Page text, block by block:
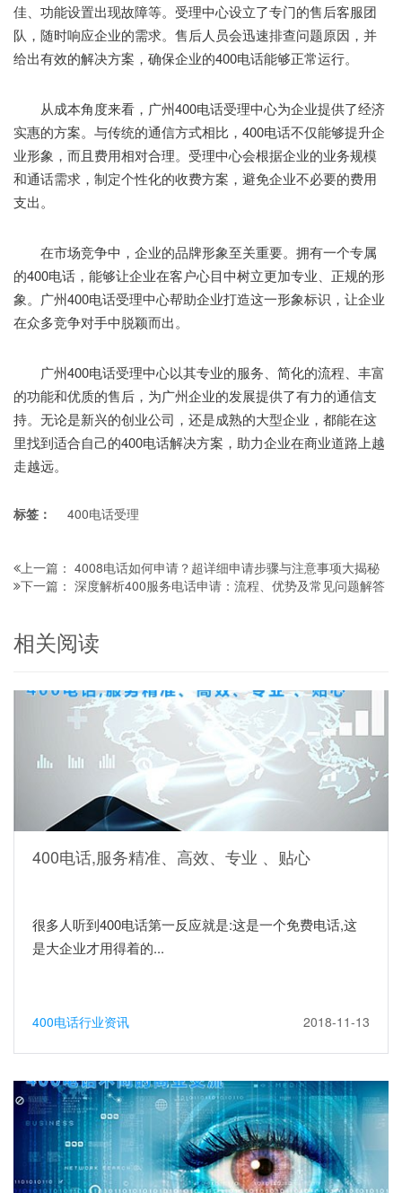
佳、功能设置出现故障等。受理中心设立了专门的售后客服团
队，随时响应企业的需求。售后人员会迅速排查问题原因，并
给出有效的解决方案，确保企业的400电话能够正常运行。
从成本角度来看，广州400电话受理中心为企业提供了经济
实惠的方案。与传统的通信方式相比，400电话不仅能够提升企
业形象，而且费用相对合理。受理中心会根据企业的业务规模
和通话需求，制定个性化的收费方案，避免企业不必要的费用
支出。
在市场竞争中，企业的品牌形象至关重要。拥有一个专属
的400电话，能够让企业在客户心目中树立更加专业、正规的形
象。广州400电话受理中心帮助企业打造这一形象标识，让企业
在众多竞争对手中脱颖而出。
广州400电话受理中心以其专业的服务、简化的流程、丰富
的功能和优质的售后，为广州企业的发展提供了有力的通信支
持。无论是新兴的创业公司，还是成熟的大型企业，都能在这
里找到适合自己的400电话解决方案，助力企业在商业道路上越
走越远。
标签： 400电话受理
上一篇： 4008电话如何申请？超详细申请步骤与注意事项大揭秘
下一篇： 深度解析400服务电话申请：流程、优势及常见问题解答
相关阅读
400电话,服务精准、高效、专业 、贴心
很多人听到400电话第一反应就是:这是一个免费电话,这
是大企业才用得着的...
400电话行业资讯 2018-11-13